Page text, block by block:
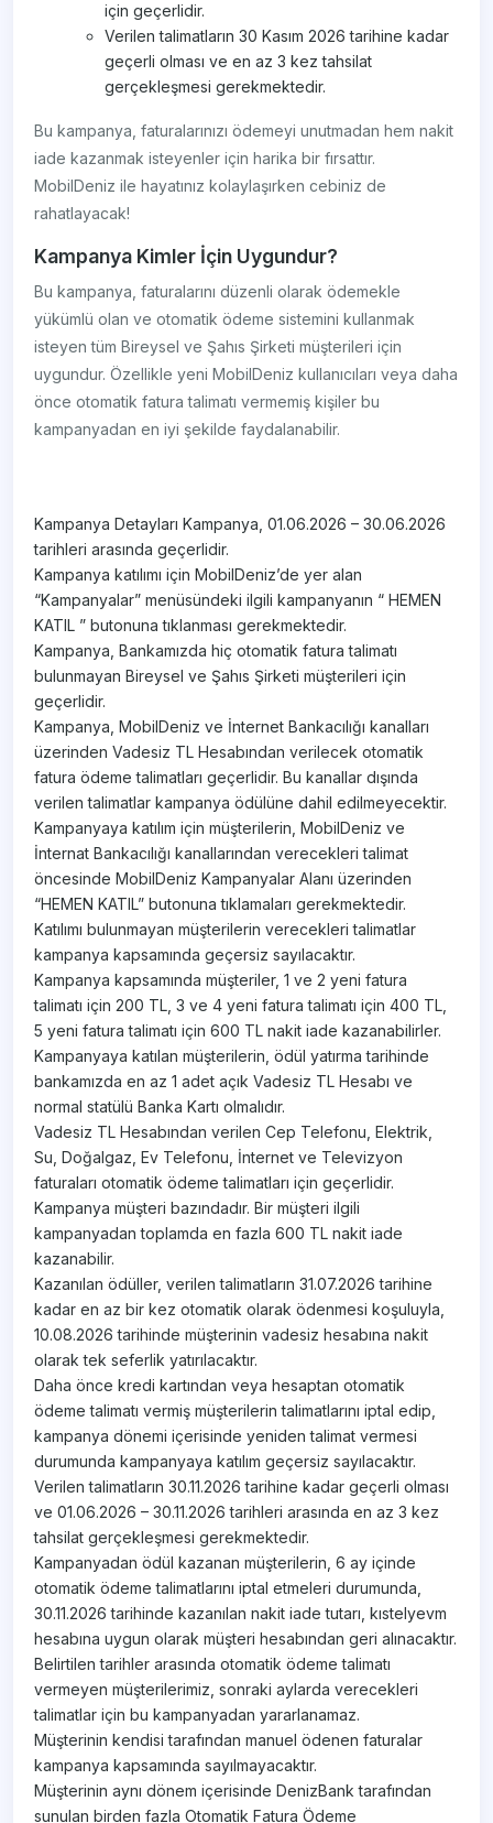
için geçerlidir.
Verilen talimatların 30 Kasım 2026 tarihine kadar
geçerli olması ve en az 3 kez tahsilat
gerçekleşmesi gerekmektedir.
Bu kampanya, faturalarınızı ödemeyi unutmadan hem nakit
iade kazanmak isteyenler için harika bir fırsattır.
MobilDeniz ile hayatınız kolaylaşırken cebiniz de
rahatlayacak!
Kampanya Kimler İçin Uygundur?
Bu kampanya, faturalarını düzenli olarak ödemekle
yükümlü olan ve otomatik ödeme sistemini kullanmak
isteyen tüm Bireysel ve Şahıs Şirketi müşterileri için
uygundur. Özellikle yeni MobilDeniz kullanıcıları veya daha
önce otomatik fatura talimatı vermemiş kişiler bu
kampanyadan en iyi şekilde faydalanabilir.
Kampanya Detayları Kampanya, 01.06.2026 – 30.06.2026
tarihleri arasında geçerlidir.
Kampanya katılımı için MobilDeniz’de yer alan
“Kampanyalar” menüsündeki ilgili kampanyanın “ HEMEN
KATIL ” butonuna tıklanması gerekmektedir.
Kampanya, Bankamızda hiç otomatik fatura talimatı
bulunmayan Bireysel ve Şahıs Şirketi müşterileri için
geçerlidir.
Kampanya, MobilDeniz ve İnternet Bankacılığı kanalları
üzerinden Vadesiz TL Hesabından verilecek otomatik
fatura ödeme talimatları geçerlidir. Bu kanallar dışında
verilen talimatlar kampanya ödülüne dahil edilmeyecektir.
Kampanyaya katılım için müşterilerin, MobilDeniz ve
İnternat Bankacılığı kanallarından verecekleri talimat
öncesinde MobilDeniz Kampanyalar Alanı üzerinden
“HEMEN KATIL” butonuna tıklamaları gerekmektedir.
Katılımı bulunmayan müşterilerin verecekleri talimatlar
kampanya kapsamında geçersiz sayılacaktır.
Kampanya kapsamında müşteriler, 1 ve 2 yeni fatura
talimatı için 200 TL, 3 ve 4 yeni fatura talimatı için 400 TL,
5 yeni fatura talimatı için 600 TL nakit iade kazanabilirler.
Kampanyaya katılan müşterilerin, ödül yatırma tarihinde
bankamızda en az 1 adet açık Vadesiz TL Hesabı ve
normal statülü Banka Kartı olmalıdır.
Vadesiz TL Hesabından verilen Cep Telefonu, Elektrik,
Su, Doğalgaz, Ev Telefonu, İnternet ve Televizyon
faturaları otomatik ödeme talimatları için geçerlidir.
Kampanya müşteri bazındadır. Bir müşteri ilgili
kampanyadan toplamda en fazla 600 TL nakit iade
kazanabilir.
Kazanılan ödüller, verilen talimatların 31.07.2026 tarihine
kadar en az bir kez otomatik olarak ödenmesi koşuluyla,
10.08.2026 tarihinde müşterinin vadesiz hesabına nakit
olarak tek seferlik yatırılacaktır.
Daha önce kredi kartından veya hesaptan otomatik
ödeme talimatı vermiş müşterilerin talimatlarını iptal edip,
kampanya dönemi içerisinde yeniden talimat vermesi
durumunda kampanyaya katılım geçersiz sayılacaktır.
Verilen talimatların 30.11.2026 tarihine kadar geçerli olması
ve 01.06.2026 – 30.11.2026 tarihleri arasında en az 3 kez
tahsilat gerçekleşmesi gerekmektedir.
Kampanyadan ödül kazanan müşterilerin, 6 ay içinde
otomatik ödeme talimatlarını iptal etmeleri durumunda,
30.11.2026 tarihinde kazanılan nakit iade tutarı, kıstelyevm
hesabına uygun olarak müşteri hesabından geri alınacaktır.
Belirtilen tarihler arasında otomatik ödeme talimatı
vermeyen müşterilerimiz, sonraki aylarda verecekleri
talimatlar için bu kampanyadan yararlanamaz.
Müşterinin kendisi tarafından manuel ödenen faturalar
kampanya kapsamında sayılmayacaktır.
Müşterinin aynı dönem içerisinde DenizBank tarafından
sunulan birden fazla Otomatik Fatura Ödeme